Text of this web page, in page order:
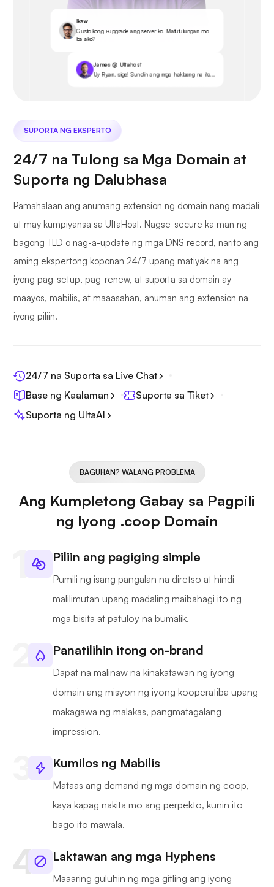
Ikaw
Gusto kong i-upgrade ang server ko. Matutulungan mo
ba ako?
James @ Ultahost
Uy Ryan, sige! Sundin ang mga hakbang na ito...
SUPORTA NG EKSPERTO
24/7 na Tulong sa Mga Domain at
Suporta ng Dalubhasa
Pamahalaan ang anumang extension ng domain nang madali
at may kumpiyansa sa UltaHost. Nagse-secure ka man ng
bagong TLD o nag-a-update ng mga DNS record, narito ang
aming ekspertong koponan 24/7 upang matiyak na ang
iyong pag-setup, pag-renew, at suporta sa domain ay
maayos, mabilis, at maaasahan, anuman ang extension na
iyong piliin.
24/7 na Suporta sa Live Chat
Base ng Kaalaman
Suporta sa Tiket
Suporta ng UltaAI
BAGUHAN? WALANG PROBLEMA
Ang Kumpletong Gabay sa Pagpili
ng Iyong .coop Domain
Piliin ang pagiging simple
Pumili ng isang pangalan na diretso at hindi
malilimutan upang madaling maibahagi ito ng
mga bisita at patuloy na bumalik.
Panatilihin itong on-brand
Dapat na malinaw na kinakatawan ng iyong
domain ang misyon ng iyong kooperatiba upang
makagawa ng malakas, pangmatagalang
impression.
Kumilos ng Mabilis
Mataas ang demand ng mga domain ng coop,
kaya kapag nakita mo ang perpekto, kunin ito
bago ito mawala.
Laktawan ang mga Hyphens
Maaaring guluhin ng mga gitling ang iyong